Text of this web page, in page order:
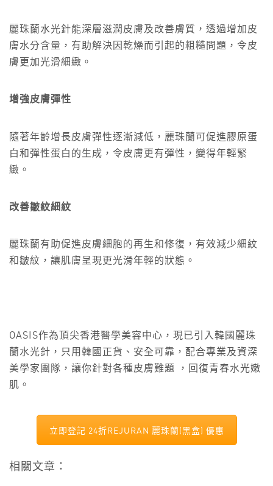
麗珠蘭水光針能深層滋潤皮膚及改善膚質，透過增加皮
膚水分含量，有助解決因乾燥而引起的粗糙問題，令皮
膚更加光滑細緻。
增強皮膚彈性
隨著年齡增長皮膚彈性逐漸減低，麗珠蘭可促進膠原蛋
白和彈性蛋白的生成，令皮膚更有彈性，變得年輕緊
緻。
改善皺紋細紋
麗珠蘭有助促進皮膚細胞的再生和修復，有效減少細紋
和皺紋，讓肌膚呈現更光滑年輕的狀態。
OASIS作為頂尖香港醫學美容中心，現已引入韓國麗珠
蘭水光針，只用韓國正貨、安全可靠，配合專業及資深
美學家團隊，讓你針對各種皮膚難題 ，回復青春水光嫩
肌。
立即登記 24折REJURAN 麗珠蘭(黑盒) 優惠
相關文章：